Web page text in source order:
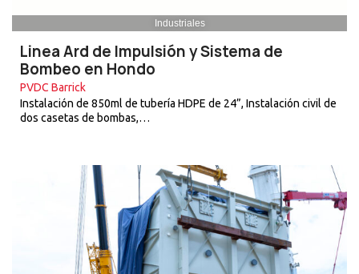
Industriales
Linea Ard de Impulsión y Sistema de
Bombeo en Hondo
PVDC Barrick
Instalación de 850ml de tubería HDPE de 24”, Instalación civil de
dos casetas de bombas,…